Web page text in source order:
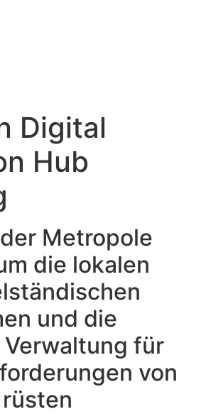
Digital
Hub
Metropole
die lokalen
und die
für
von